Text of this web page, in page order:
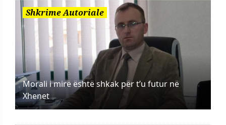
Shkrime Autoriale
Morali i mirë është shkak për t’u futur në
Xhenet